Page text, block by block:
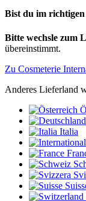
Bist du im richtigen
Bitte wechsle zum
übereinstimmt.
Zu Cosmeterie
Anderes Lieferland
Italia